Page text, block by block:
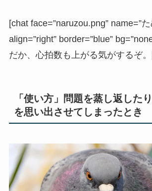
[chat face=”naruzou.png” name=”
align=”right” border=”blue”
だか、心拍数も上がる気がするぞ
「使い方」問題を蒸し返した
を思い出させてしまったとき